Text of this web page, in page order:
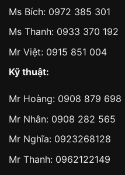
Ms Bích: 0972 385 301
Ms Thanh: 0933 370 192
Mr Việt: 0915 851 004
Kỹ thuật:
Mr Hoàng: 0908 879 698
Mr Nhân: 0908 282 565
Mr Nghĩa: 0923268128
Mr Thanh: 0962122149